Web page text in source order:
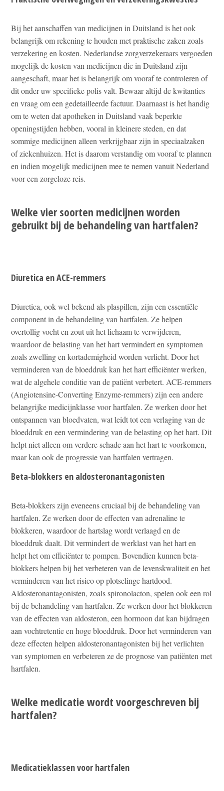
Bij het aanschaffen van medicijnen in Duitsland is het ook
belangrijk om rekening te houden met praktische zaken zoals
verzekering en kosten. Nederlandse zorgverzekeraars vergoeden
mogelijk de kosten van medicijnen die in Duitsland zijn
aangeschaft, maar het is belangrijk om vooraf te controleren of
dit onder uw specifieke polis valt. Bewaar altijd de kwitanties
en vraag om een gedetailleerde factuur. Daarnaast is het handig
om te weten dat apotheken in Duitsland vaak beperkte
openingstijden hebben, vooral in kleinere steden, en dat
sommige medicijnen alleen verkrijgbaar zijn in speciaalzaken
of ziekenhuizen. Het is daarom verstandig om vooraf te plannen
en indien mogelijk medicijnen mee te nemen vanuit Nederland
voor een zorgeloze reis.
Welke vier soorten medicijnen worden
gebruikt bij de behandeling van hartfalen?
Diuretica en ACE-remmers
Diuretica, ook wel bekend als plaspillen, zijn een essentiële
component in de behandeling van hartfalen. Ze helpen
overtollig vocht en zout uit het lichaam te verwijderen,
waardoor de belasting van het hart vermindert en symptomen
zoals zwelling en kortademigheid worden verlicht. Door het
verminderen van de bloeddruk kan het hart efficiënter werken,
wat de algehele conditie van de patiënt verbetert. ACE-remmers
(Angiotensine-Converting Enzyme-remmers) zijn een andere
belangrijke medicijnklasse voor hartfalen. Ze werken door het
ontspannen van bloedvaten, wat leidt tot een verlaging van de
bloeddruk en een vermindering van de belasting op het hart. Dit
helpt niet alleen om verdere schade aan het hart te voorkomen,
maar kan ook de progressie van hartfalen vertragen.
Beta-blokkers en aldosteronantagonisten
Beta-blokkers zijn eveneens cruciaal bij de behandeling van
hartfalen. Ze werken door de effecten van adrenaline te
blokkeren, waardoor de hartslag wordt verlaagd en de
bloeddruk daalt. Dit vermindert de werklast van het hart en
helpt het om efficiënter te pompen. Bovendien kunnen beta-
blokkers helpen bij het verbeteren van de levenskwaliteit en het
verminderen van het risico op plotselinge hartdood.
Aldosteronantagonisten, zoals spironolacton, spelen ook een rol
bij de behandeling van hartfalen. Ze werken door het blokkeren
van de effecten van aldosteron, een hormoon dat kan bijdragen
aan vochtretentie en hoge bloeddruk. Door het verminderen van
deze effecten helpen aldosteronantagonisten bij het verlichten
van symptomen en verbeteren ze de prognose van patiënten met
hartfalen.
Welke medicatie wordt voorgeschreven bij
hartfalen?
Medicatieklassen voor hartfalen